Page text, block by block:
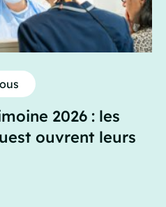
2026 : les
ouvrent leurs